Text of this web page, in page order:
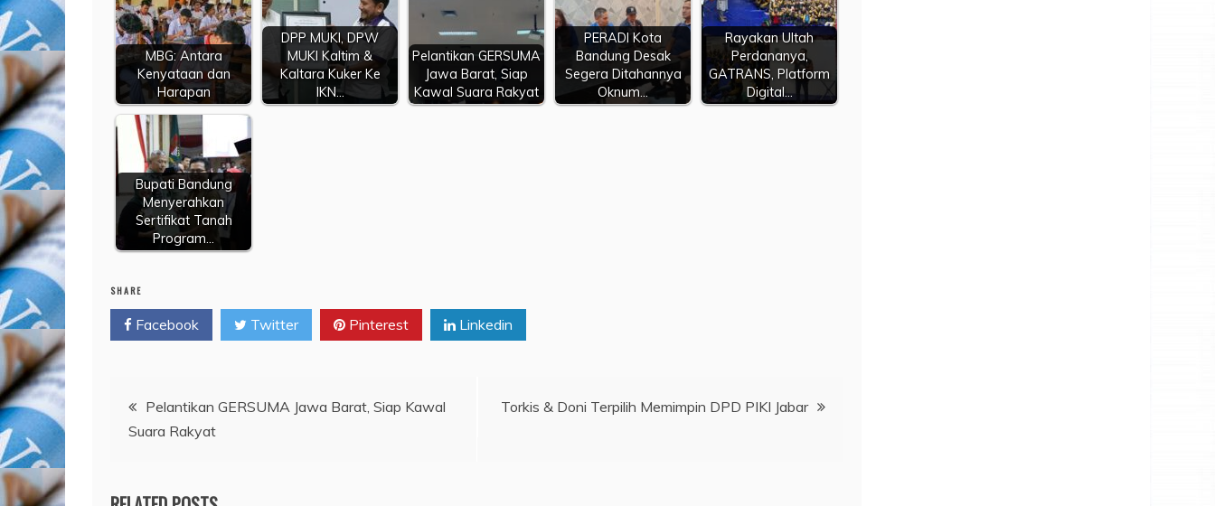
MBG: Antara
Kenyataan dan
Harapan
DPP MUKI, DPW
MUKI Kaltim &
Kaltara Kuker Ke
IKN…
Pelantikan GERSUMA
Jawa Barat, Siap
Kawal Suara Rakyat
PERADI Kota
Bandung Desak
Segera Ditahannya
Oknum…
Rayakan Ultah
Perdananya,
GATRANS, Platform
Digital…
Bupati Bandung
Menyerahkan
Sertifikat Tanah
Program…
SHARE
Facebook Twitter Pinterest Linkedin
Navigasi
pos
Pelantikan GERSUMA Jawa Barat, Siap Kawal
Suara Rakyat
Torkis & Doni Terpilih Memimpin DPD PIKI Jabar